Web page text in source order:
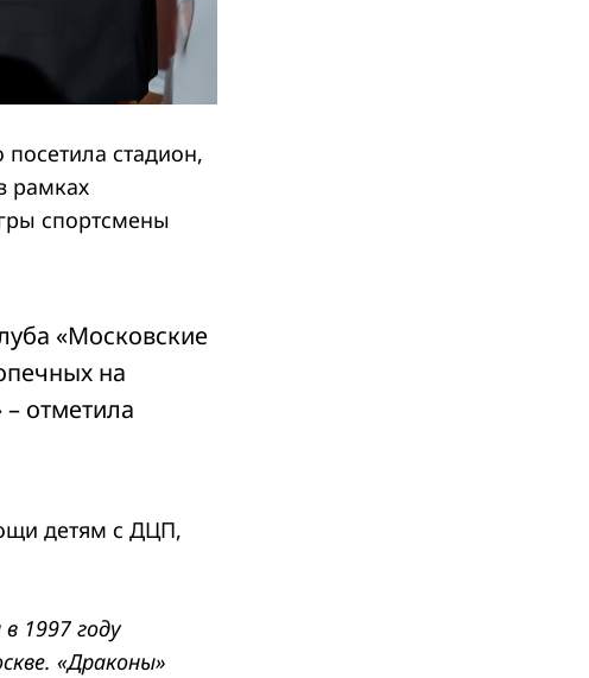
стадион,
рамках
спортсмены
«Московские
на
отметила
детям с ДЦП,
1997 году
«Драконы»